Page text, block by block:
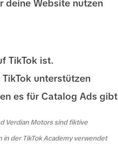
deine Website nutzen
TikTok ist.
unterstützen
es für Catalog Ads gibt
Verdian Motors sind fiktive
der TikTok Academy verwendet